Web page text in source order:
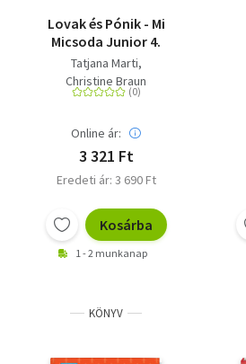
Lovak és Pónik - Mi
Micsoda Junior 4.
Tatjana Marti
Christine Braun
Online ár:
3 321 Ft
Eredeti ár: 3 690 Ft
Kosárba
1 - 2 munkanap
KÖNYV